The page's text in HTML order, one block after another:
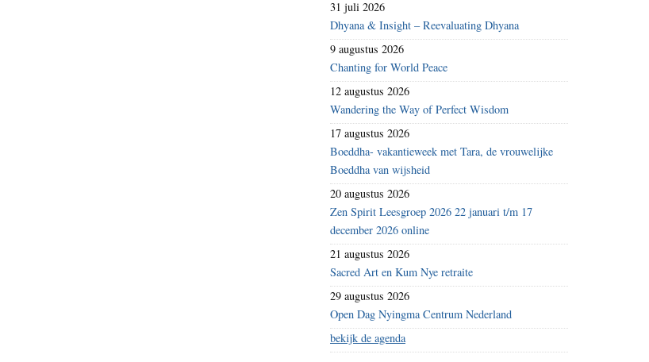
31 juli 2026
Dhyana & Insight – Reevaluating Dhyana
9 augustus 2026
Chanting for World Peace
12 augustus 2026
Wandering the Way of Perfect Wisdom
17 augustus 2026
Boeddha- vakantieweek met Tara, de vrouwelijke
Boeddha van wijsheid
20 augustus 2026
Zen Spirit Leesgroep 2026 22 januari t/m 17
december 2026 online
21 augustus 2026
Sacred Art en Kum Nye retraite
29 augustus 2026
Open Dag Nyingma Centrum Nederland
bekijk de agenda